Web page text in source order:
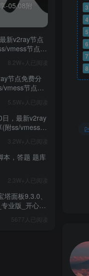
3
4
5
6
7
8
-05.08附
新v2ray节点
vmess节点订
8.2W+人已阅读
节点免费分
vmess节点订
5.5W+人已阅读
，最新v2ray
附ss/vmess节
3.2W+人已阅读
本，答题 题库
2.3W+人已阅读
面板9.3.0、
业版_开心破
5677人已阅读